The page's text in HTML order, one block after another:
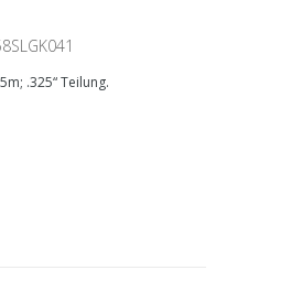
.325“ Teilung.